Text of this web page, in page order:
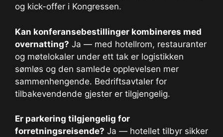
og kick-offer i Kongressen.
Kan konferansebestillinger kombineres med
overnatting? Ja — med hotellrom, restauranter
og møtelokaler under ett tak er logistikken
sømløs og den samlede opplevelsen mer
sammenhengende. Bedriftsavtaler for
tilbakevendende gjester er tilgjengelig.
Er parkering tilgjengelig for
forretningsreisende? Ja — hotellet tilbyr sikker